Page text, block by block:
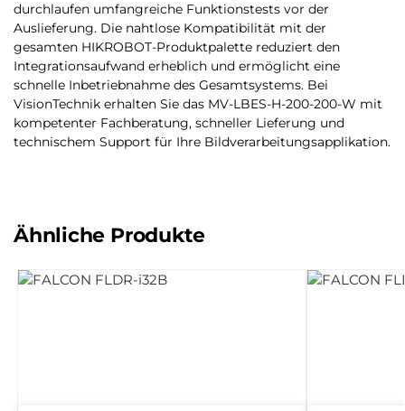
durchlaufen umfangreiche Funktionstests vor der
Auslieferung. Die nahtlose Kompatibilität mit der
gesamten HIKROBOT-Produktpalette reduziert den
Integrationsaufwand erheblich und ermöglicht eine
schnelle Inbetriebnahme des Gesamtsystems. Bei
VisionTechnik erhalten Sie das MV-LBES-H-200-200-W mit
kompetenter Fachberatung, schneller Lieferung und
technischem Support für Ihre Bildverarbeitungsapplikation.
Ähnliche Produkte